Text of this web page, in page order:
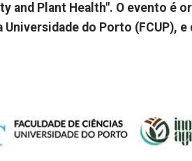
and Plant Health". O evento é
Universidade do Porto (FCUP),